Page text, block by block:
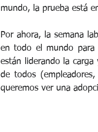
mundo, la prueba está
Por ahora, la semana
en todo el mundo para
están liderando la carga
de todos
queremos ver una